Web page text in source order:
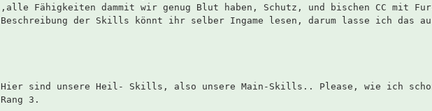
,alle Fähigkeiten dammit wir genug Blut haben, Schutz, und bischen CC mit
Beschreibung der Skills könnt ihr selber Ingame lesen, darum lasse ich das
Hier sind unsere Heil- Skills, also unsere Main-Skills.. Please, wie ich
Rang 3.